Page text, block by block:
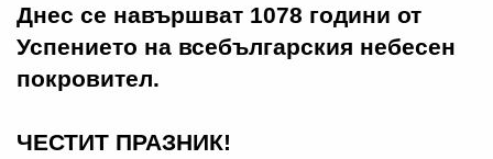
Днес се навършват 1078 години от
Успението на всебългарския небесен
покровител.
ЧЕСТИТ ПРАЗНИК!